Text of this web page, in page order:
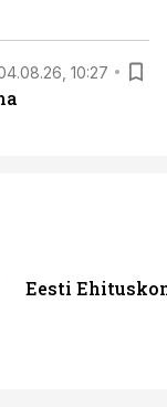
10:27
Eesti